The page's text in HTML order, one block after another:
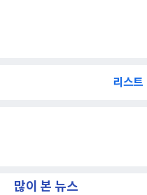
리스트
많이 본 뉴스